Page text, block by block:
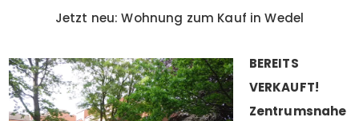
Jetzt neu: Wohnung zum Kauf in Wedel
BEREITS
VERKAUFT!
Zentrumsnahe